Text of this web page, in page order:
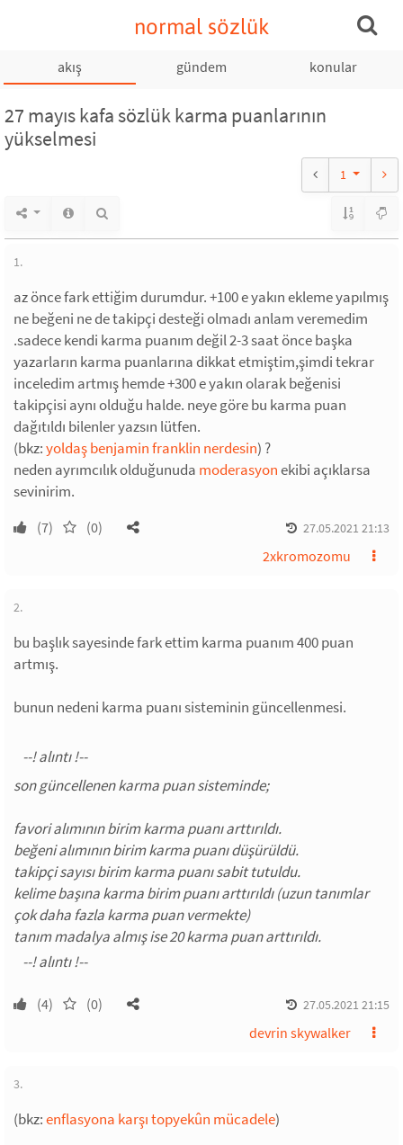
normal sözlük
akış gündem konular
27 mayıs kafa sözlük karma puanlarının
yükselmesi
1
1.
az önce fark ettiğim durumdur. +100 e yakın ekleme yapılmış
ne beğeni ne de takipçi desteği olmadı anlam veremedim
.sadece kendi karma puanım değil 2-3 saat önce başka
yazarların karma puanlarına dikkat etmiştim,şimdi tekrar
inceledim artmış hemde +300 e yakın olarak beğenisi
takipçisi aynı olduğu halde. neye göre bu karma puan
dağıtıldı bilenler yazsın lütfen.
(bkz:yoldaş benjamin franklin nerdesin) ?
neden ayrımcılık olduğunuda moderasyonekibi açıklarsa
sevinirim.
(7) (0) 27.05.2021 21:13
2xkromozomu
2.
bu başlık sayesinde fark ettim karma puanım 400 puan
artmış.
bunun nedeni karma puanı sisteminin güncellenmesi.
son güncellenen karma puan sisteminde;
favori alımının birim karma puanı arttırıldı.
beğeni alımının birim karma puanı düşürüldü.
takipçi sayısı birim karma puanı sabit tutuldu.
kelime başına karma birim puanı arttırıldı (uzun tanımlar
çok daha fazla karma puan vermekte)
tanım madalya almış ise 20 karma puan arttırıldı.
(4) (0) 27.05.2021 21:15
devrin skywalker
3.
(bkz:enflasyona karşı topyekûn mücadele)